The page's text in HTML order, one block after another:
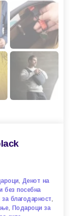
, Денот на
без посебна
благодарност,
, Подароци за